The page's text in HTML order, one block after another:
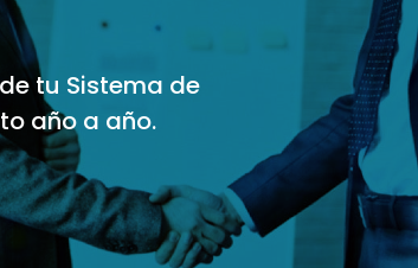
tu Sistema de
año a año.